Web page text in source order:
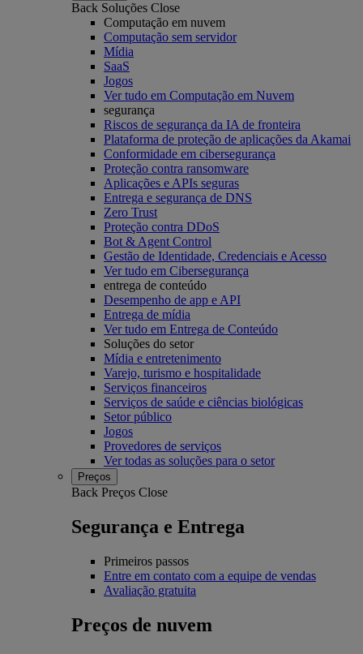
Back Soluções Close
Computação em nuvem
Computação sem servidor
Mídia
SaaS
Jogos
Ver tudo em Computação em Nuvem
segurança
Riscos de segurança da IA de fronteira
Plataforma de proteção de aplicações da Akamai
Conformidade em cibersegurança
Proteção contra ransomware
Aplicações e APIs seguras
Entrega e segurança de DNS
Zero Trust
Proteção contra DDoS
Bot & Agent Control
Gestão de Identidade, Credenciais e Acesso
Ver tudo em Cibersegurança
entrega de conteúdo
Desempenho de app e API
Entrega de mídia
Ver tudo em Entrega de Conteúdo
Soluções do setor
Mídia e entretenimento
Varejo, turismo e hospitalidade
Serviços financeiros
Serviços de saúde e ciências biológicas
Setor público
Jogos
Provedores de serviços
Ver todas as soluções para o setor
Preços
Back Preços Close
Segurança e Entrega
Primeiros passos
Entre em contato com a equipe de vendas
Avaliação gratuita
Preços de nuvem